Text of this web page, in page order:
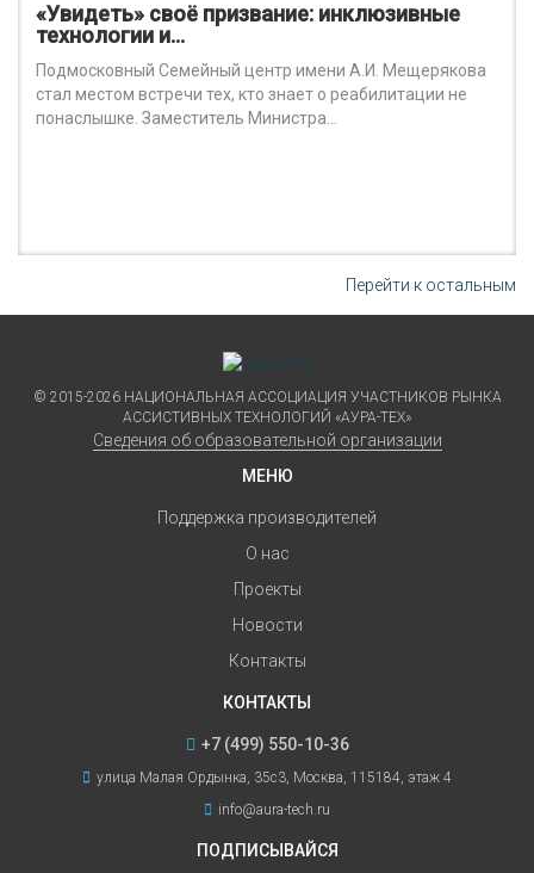
«Увидеть» своё призвание: инклюзивные
технологии и…
Подмосковный Семейный центр имени А.И. Мещерякова
стал местом встречи тех, кто знает о реабилитации не
понаслышке. Заместитель Министра…
Перейти к остальным
© 2015-2026 НАЦИОНАЛЬНАЯ АССОЦИАЦИЯ УЧАСТНИКОВ РЫНКА
АССИСТИВНЫХ ТЕХНОЛОГИЙ «АУРА-ТЕХ»
Сведения об образовательной организации
МЕНЮ
Поддержка производителей
О нас
Проекты
Новости
Контакты
КОНТАКТЫ
+7 (499) 550-10-36
улица Малая Ордынка, 35с3, Москва, 115184, этаж 4
info@aura-tech.ru
ПОДПИСЫВАЙСЯ